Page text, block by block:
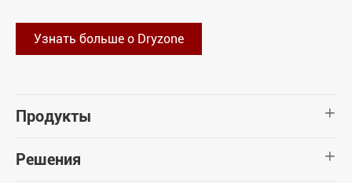
Узнать больше о Dryzone
Продукты 
Решения 